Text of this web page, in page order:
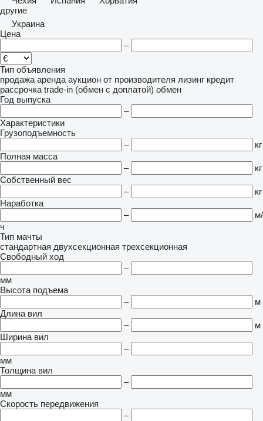
другие
Украина
Цена
–
Тип объявления
продажа аренда аукцион от производителя лизинг кредит
рассрочка trade-in (обмен с доплатой) обмен
Год выпуска
–
Характеристики
Грузоподъемность
–
кг
Полная масса
–
кг
Собственный вес
–
кг
Наработка
–
м/
ч
Тип мачты
стандартная двухсекционная трехсекционная
Свободный ход
–
мм
Высота подъема
–
м
Длина вил
–
м
Ширина вил
–
мм
Толщина вил
–
мм
Скорость передвижения
–